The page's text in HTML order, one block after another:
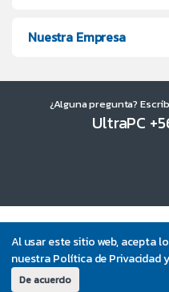
Al usar este sitio web, acepta
nuestra Política de Privacidad
De acuerdo
Nuestra Empresa
¿Alguna pregunta?
UltraPC